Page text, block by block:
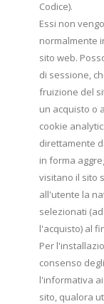
Codice).
Essi non
normalmente
sito web.
di sessione,
fruizione del
un acquisto o
cookie
direttamente
in forma
visitano il sito
all'utente la
selezionati
l'acquisto) al
Per
consenso
l'informativa
sito, qualora